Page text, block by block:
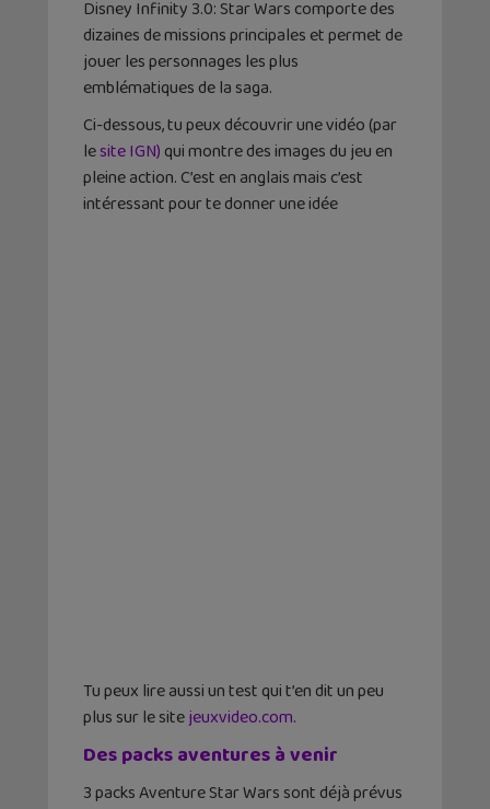
Disney Infinity 3.0: Star Wars comporte des
dizaines de missions principales et permet de
jouer les personnages les plus
emblématiques de la saga.
Ci-dessous, tu peux découvrir une vidéo (par
lesite IGN) qui montre des images du jeu en
pleine action. C’est en anglais mais c’est
intéressant pour te donner une idée
Tu peux lire aussi un test qui t’en dit un peu
plus sur le sitejeuxvideo.com.
Des packs aventures à venir
3 packs Aventure Star Wars sont déjà prévus